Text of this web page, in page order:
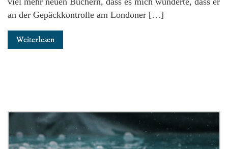
an der Gepäckkontrolle am Londoner […]
Weiterlesen